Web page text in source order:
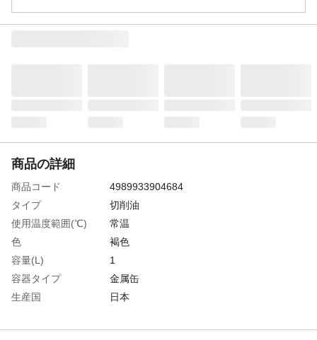
商品の詳細
商品コード
4989933904684
タイプ
切削油
使用温度範囲(℃)
常温
色
褐色
容量(L)
1
容器タイプ
金属缶
生産国
日本
材質1
主成分：鉱油、イオウ系極圧剤